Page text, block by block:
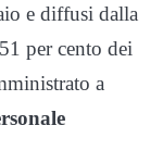
e diffusi dalla
per cento dei
a